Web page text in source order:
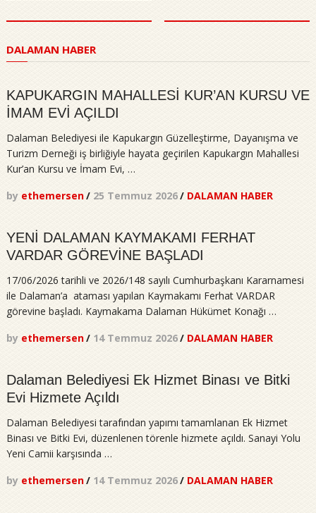
Bitki
Evi
DALAMAN HABER
KAPUKARGIN MAHALLESİ KUR’AN KURSU VE
İMAM EVİ AÇILDI
Dalaman Belediyesi ile Kapukargın Güzelleştirme, Dayanışma ve
Turizm Derneği iş birliğiyle hayata geçirilen Kapukargın Mahallesi
Kur’an Kursu ve İmam Evi, …
by ethemersen/ 25 Temmuz 2026/ DALAMAN HABER
YENİ DALAMAN KAYMAKAMI FERHAT
VARDAR GÖREVİNE BAŞLADI
17/06/2026 tarihli ve 2026/148 sayılı Cumhurbaşkanı Kararnamesi
ile Dalaman’a ataması yapılan Kaymakamı Ferhat VARDAR
görevine başladı. Kaymakama Dalaman Hükümet Konağı …
by ethemersen/ 14 Temmuz 2026/ DALAMAN HABER
Dalaman Belediyesi Ek Hizmet Binası ve Bitki
Evi Hizmete Açıldı
Dalaman Belediyesi tarafından yapımı tamamlanan Ek Hizmet
Binası ve Bitki Evi, düzenlenen törenle hizmete açıldı. Sanayi Yolu
Yeni Camii karşısında …
by ethemersen/ 14 Temmuz 2026/ DALAMAN HABER